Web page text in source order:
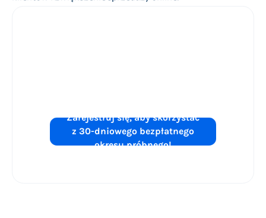
Zarejestruj się, aby skorzystać
z 30-dniowego bezpłatnego
okresu próbnego!